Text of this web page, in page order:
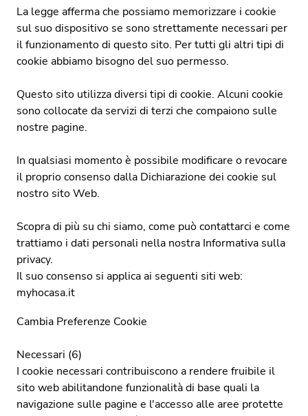
La legge afferma che possiamo memorizzare i cookie
sul suo dispositivo se sono strettamente necessari per
il funzionamento di questo sito. Per tutti gli altri tipi di
cookie abbiamo bisogno del suo permesso.
Questo sito utilizza diversi tipi di cookie. Alcuni cookie
sono collocate da servizi di terzi che compaiono sulle
nostre pagine.
In qualsiasi momento è possibile modificare o revocare
il proprio consenso dalla Dichiarazione dei cookie sul
nostro sito Web.
Scopra di più su chi siamo, come può contattarci e come
trattiamo i dati personali nella nostra Informativa sulla
privacy.
Il suo consenso si applica ai seguenti siti web:
myhocasa.it
Cambia Preferenze Cookie
Necessari (6)
I cookie necessari contribuiscono a rendere fruibile il
sito web abilitandone funzionalità di base quali la
navigazione sulle pagine e l'accesso alle aree protette